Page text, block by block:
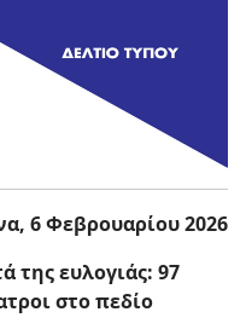
6 Φεβρουαρίου 2026
της ευλογιάς: 97
στο πεδίο